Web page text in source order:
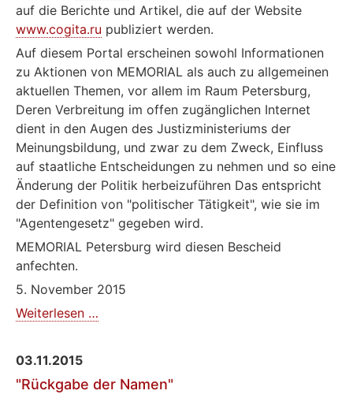
auf die Berichte und Artikel, die auf der Website
www.cogita.ru publiziert werden.
Auf diesem Portal erscheinen sowohl Informationen
zu Aktionen von MEMORIAL als auch zu allgemeinen
aktuellen Themen, vor allem im Raum Petersburg,
Deren Verbreitung im offen zugänglichen Internet
dient in den Augen des Justizministeriums der
Meinungsbildung, und zwar zu dem Zweck, Einfluss
auf staatliche Entscheidungen zu nehmen und so eine
Änderung der Politik herbeizuführen Das entspricht
der Definition von "politischer Tätigkeit", wie sie im
"Agentengesetz" gegeben wird.
MEMORIAL Petersburg wird diesen Bescheid
anfechten.
5. November 2015
Weiterlesen …
als
03.11.2015
"Rückgabe der Namen"